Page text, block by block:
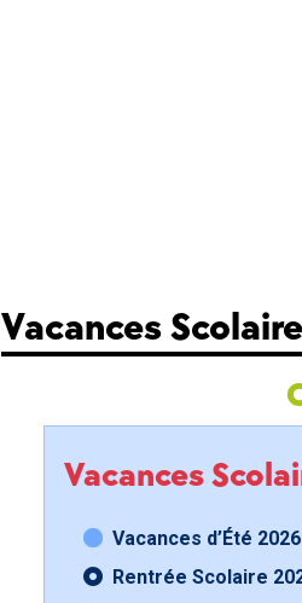
Vacances
Vacances
Vacances d’Été
Rentrée Scolaire